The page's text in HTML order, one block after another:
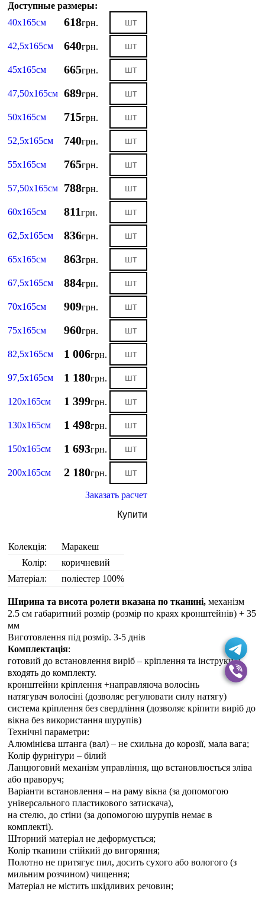
Доступные размеры:
40х165см
618грн.
42,5х165см 640грн.
45х165см 665грн.
47,50х165см 689грн.
50х165см 715грн.
52,5х165см 740грн.
55х165см 765грн.
57,50х165см 788грн.
60х165см 811грн.
62,5х165см 836грн.
65х165см 863грн.
67,5х165см 884грн.
70х165см 909грн.
75х165см 960грн.
82,5х165см 1 006грн.
97,5х165см 1 180грн.
120х165см 1 399грн.
130х165см 1 498грн.
150х165см 1 693грн.
200х165см 2 180грн.
Заказать расчет
Купити
Колекція:
Маракеш
Колір:
коричневий
Матеріал:
поліестер 100%
Ширина та висота ролети вказана по тканині, механізм
2.5 см габаритний розмір (розмір по краях кронштейнів) + 35
мм
Виготовлення під розмір. 3-5 днiв
Комплектація:
готовий до встановлення виріб – кріплення та інструкція
входять до комплекту.
кронштейни кріплення +направляюча волосінь
натягувач волосіні (дозволяє регулювати силу натягу)
система кріплення без свердління (дозволяє кріпити виріб до
вікна без використання шурупів)
Технічні параметри:
Алюмінієва штанга (вал) – не схильна до корозії, мала вага;
Колір фурнітури – білий
Ланцюговий механізм управління, що встановлюється зліва
або праворуч;
Варіанти встановлення – на раму вікна (за допомогою
універсального пластикового затискача),
на стелю, до стіни (за допомогою шурупів немає в
комплекті).
Шторний матеріал не деформується;
Колір тканини стійкий до вигоряння;
Полотно не притягує пил, досить сухого або вологого (з
мильним розчином) чищення;
Матеріал не містить шкідливих речовин;